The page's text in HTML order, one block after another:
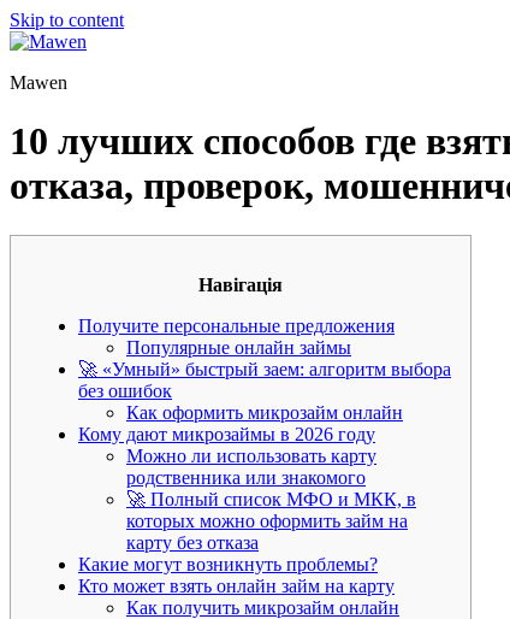
Skip to content
Mawen
10 лучших способов где
отказа, проверок,
Навігація
Получите персональные предложения
Популярные онлайн займы
🚀 «Умный» быстрый заем: алгоритм выбора
без ошибок
Как оформить микрозайм онлайн
Кому дают микрозаймы в 2026 году
Можно ли использовать карту
родственника или знакомого
🚀 Полный список МФО и МКК, в
которых можно оформить займ на
карту без отказа
Какие могут возникнуть проблемы?
Кто может взять онлайн займ на карту
Как получить микрозайм онлайн